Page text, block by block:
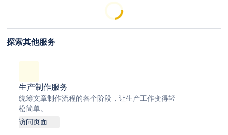
探索其他服务
生产制作服务
统筹文章制作流程的各个阶段，让生产工作变得轻
松简单。
访问页面